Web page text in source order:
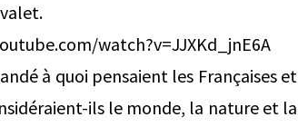
watch?v=JJXKd_jnE6A
à quoi pensaient les Françaises et
ils le monde, la nature et la